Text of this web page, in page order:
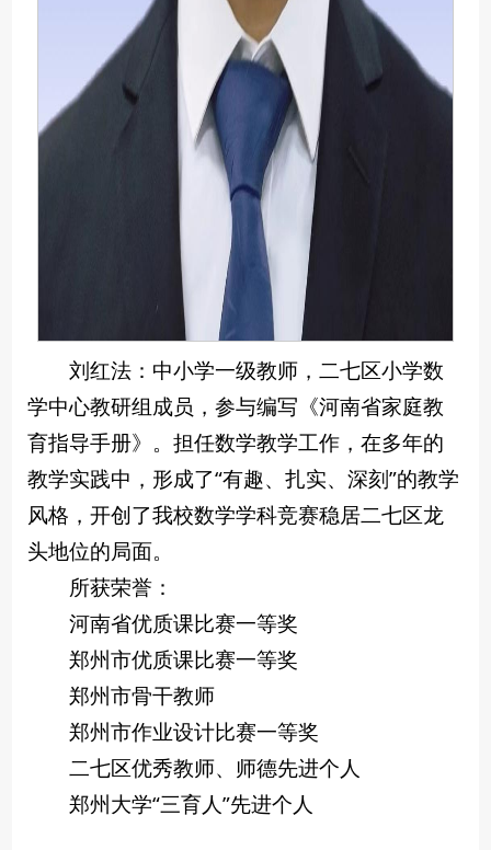
刘红法：中小学一级教师，二七区小学数
学中心教研组成员，参与编写《河南省家庭教
育指导手册》。担任数学教学工作，在多年的
教学实践中，形成了“有趣、扎实、深刻”的教学
风格，开创了我校数学学科竞赛稳居二七区龙
头地位的局面。
所获荣誉：
河南省优质课比赛一等奖
郑州市优质课比赛一等奖
郑州市骨干教师
郑州市作业设计比赛一等奖
二七区优秀教师、师德先进个人
郑州大学“三育人”先进个人